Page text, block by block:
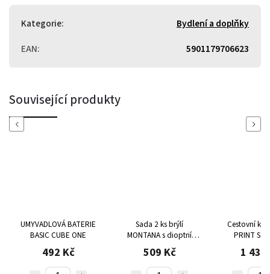
Kategorie:
Bydlení a doplňky
EAN: 5901179706623
Související produkty
Previous
UMYVADLOVÁ BATERIE
BASIC CUBE ONE
492 Kč
Sada 2 ks brýlí
MONTANA s dioptrií
+3,5 na čtení a práci na
počítači
509 Kč
Cestovní kufr
PRINT S
1 439
Next